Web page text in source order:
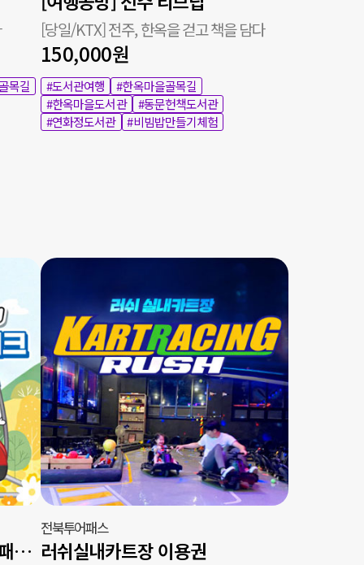
목길
[당일/KTX] 전주, 한옥을 걷고 책을 담다
150,000원
#도서관여행
#한옥마을골목길
#한옥마을도서관
#동문헌책도서관
#연화정도서관
#비빔밥만들기체험
1일권+전주 한옥레일바이크 패키지권
전북투어패스
러쉬실내카트장 이용권